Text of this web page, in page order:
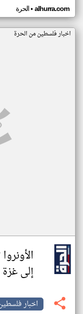
الحرة• alhurra.com
اخبار فلسطين من الحرة
إلى
اخبار